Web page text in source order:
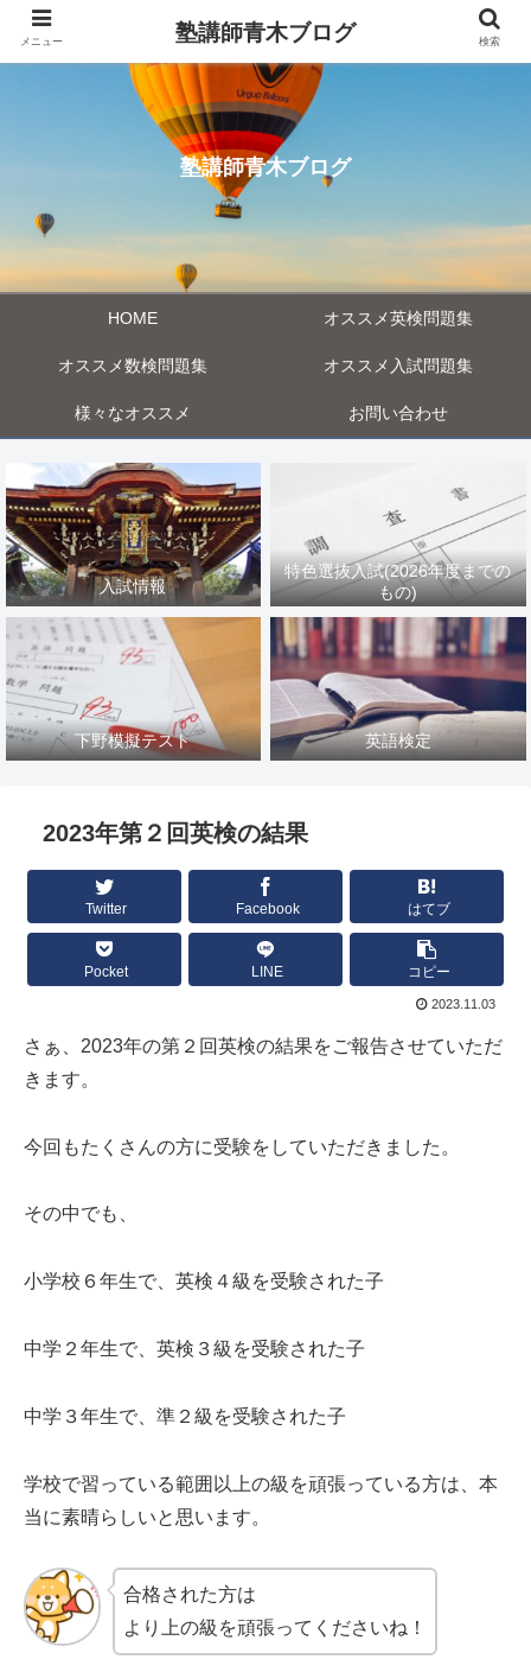
塾講師青木ブログ
HOME オススメ英検問題集
オススメ数検問題集 オススメ入試問題集
様々なオススメ お問い合わせ
入試情報
特色選抜入試(2026年度までの
もの)
下野模擬テスト 英語検定
2023年第２回英検の結果
Twitter Facebook はてブ
Pocket LINE コピー
2023.11.03
さぁ、2023年の第２回英検の結果をご報告させていただ
きます。
今回もたくさんの方に受験をしていただきました。
その中でも、
小学校６年生で、英検４級を受験された子
中学２年生で、英検３級を受験された子
中学３年生で、準２級を受験された子
学校で習っている範囲以上の級を頑張っている方は、本
当に素晴らしいと思います。
合格された方は
より上の級を頑張ってくださいね！
メニュー 塾講師青木ブログ 検索